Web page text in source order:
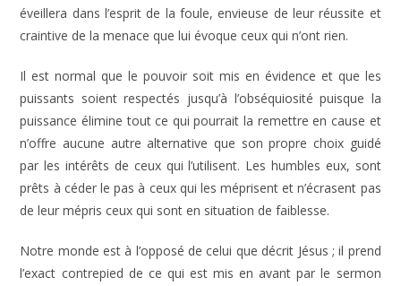
éveillera dans l’esprit de la foule, envieuse de leur réussite et
craintive de la menace que lui évoque ceux qui n’ont rien.
Il est normal que le pouvoir soit mis en évidence et que les
puissants soient respectés jusqu’à l’obséquiosité puisque la
puissance élimine tout ce qui pourrait la remettre en cause et
n’offre aucune autre alternative que son propre choix guidé
par les intérêts de ceux qui l’utilisent. Les humbles eux, sont
prêts à céder le pas à ceux qui les méprisent et n’écrasent pas
de leur mépris ceux qui sont en situation de faiblesse.
Notre monde est à l’opposé de celui que décrit Jésus ; il prend
l’exact contrepied de ce qui est mis en avant par le sermon